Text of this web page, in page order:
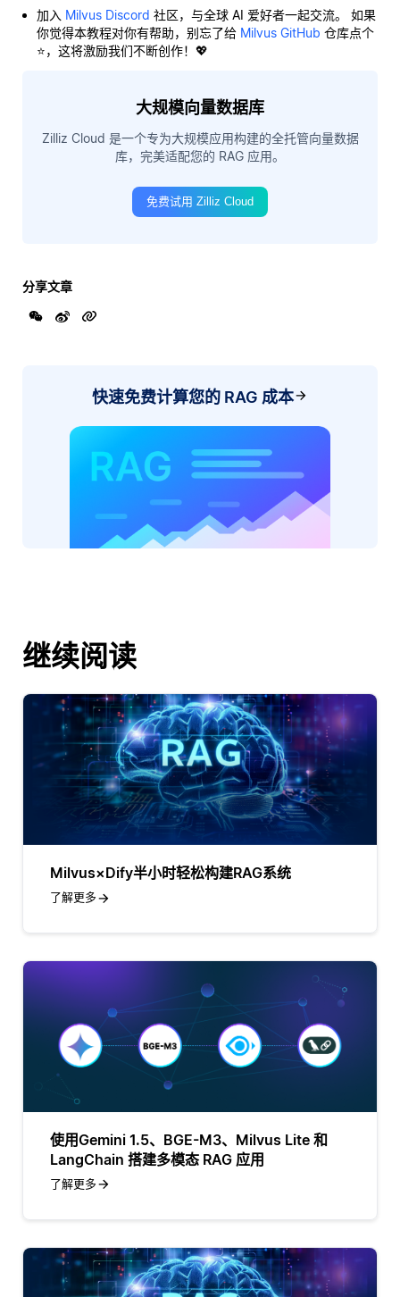
加入 Milvus Discord 社区，与全球 AI 爱好者一起交流。 如果
你觉得本教程对你有帮助，别忘了给 Milvus GitHub 仓库点个
⭐，这将激励我们不断创作！💖
大规模向量数据库
Zilliz Cloud 是一个专为大规模应用构建的全托管向量数据
库，完美适配您的 RAG 应用。
免费试用 Zilliz Cloud
分享文章
快速免费计算您的 RAG 成本
继续阅读
Milvus×Dify半小时轻松构建RAG系统
了解更多
使用Gemini 1.5、BGE-M3、Milvus Lite 和
LangChain 搭建多模态 RAG 应用
了解更多